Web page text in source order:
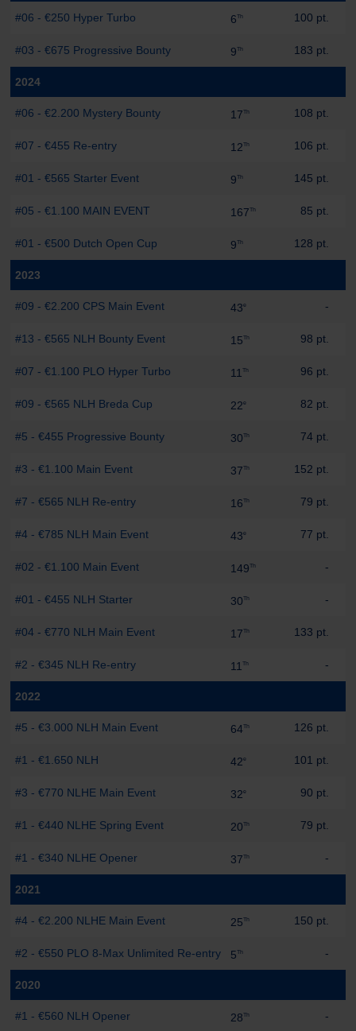
#06 - €250 Hyper Turbo 6Th 100 pt.
#03 - €675 Progressive Bounty 9Th 183 pt.
2024
#06 - €2.200 Mystery Bounty 17Th 108 pt.
#07 - €455 Re-entry 12Th 106 pt.
#01 - €565 Starter Event 9Th 145 pt.
#05 - €1.100 MAIN EVENT 167Th 85 pt.
#01 - €500 Dutch Open Cup 9Th 128 pt.
2023
#09 - €2.200 CPS Main Event 43e -
#13 - €565 NLH Bounty Event 15Th 98 pt.
#07 - €1.100 PLO Hyper Turbo 11Th 96 pt.
#09 - €565 NLH Breda Cup 22e 82 pt.
#5 - €455 Progressive Bounty 30Th 74 pt.
#3 - €1.100 Main Event 37Th 152 pt.
#7 - €565 NLH Re-entry 16Th 79 pt.
#4 - €785 NLH Main Event 43e 77 pt.
#02 - €1.100 Main Event 149Th -
#01 - €455 NLH Starter 30Th -
#04 - €770 NLH Main Event 17Th 133 pt.
#2 - €345 NLH Re-entry 11Th -
2022
#5 - €3.000 NLH Main Event 64Th 126 pt.
#1 - €1.650 NLH 42e 101 pt.
#3 - €770 NLHE Main Event 32e 90 pt.
#1 - €440 NLHE Spring Event 20Th 79 pt.
#1 - €340 NLHE Opener 37Th -
2021
#4 - €2.200 NLHE Main Event 25Th 150 pt.
#2 - €550 PLO 8-Max Unlimited Re-entry 5Th -
2020
#1 - €560 NLH Opener 28Th -